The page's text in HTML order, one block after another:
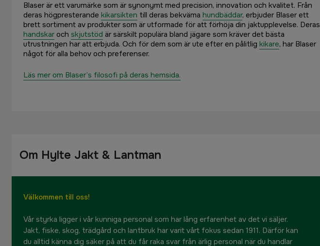
Blaser är ett varumärke som är synonymt med precision, innovation och kvalitet. Från
deras högpresterande kikarsikten till deras bekväma hundbäddar, erbjuder Blaser ett
brett sortiment av produkter som är utformade för att förhöja din jaktupplevelse. Deras
handskar och skjutstöd är särskilt populära bland jägare som kräver det bästa
utrustningen har att erbjuda. Och för dem som är ute efter en pålitlig kikare, har Blaser
något för alla behov och preferenser.
Läs mer om Blaser’s filosofi på deras hemsida.
Om Hylte Jakt & Lantman
Välkommen till oss!
Vår styrka ligger i vår kunniga personal som har lång erfarenhet av det vi säljer.
Jakt, fiske, skog, trädgård och lantbruk har varit vårt fokus sedan 1911. Därför kan
du alltid känna dig säker på att du får raka svar från ärlig personal när du handlar